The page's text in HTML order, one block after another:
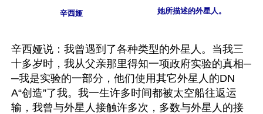
辛西娅 她所描述的外星人。
辛西娅说：我曾遇到了各种类型的外星人。当我三
十多岁时，我从父亲那里得知一项政府实验的真相─
─我是实验的一部分，他们使用其它外星人的DN
A“创造”了我。我一生许多时间都被太空船往返运
输，我曾与外星人接触许多次，多数与外星人的接